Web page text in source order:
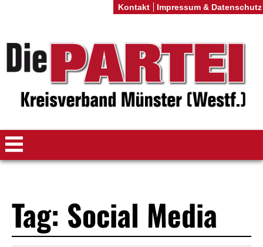
Tag: Social Media
Kontakt Impressum & Datenschutz